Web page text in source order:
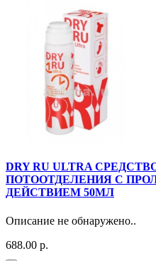
DRY RU ULTRA
ПОТООТДЕЛЕНИЯ С
ДЕЙСТВИЕМ 50МЛ
Описание не обнаружено..
688.00 р.